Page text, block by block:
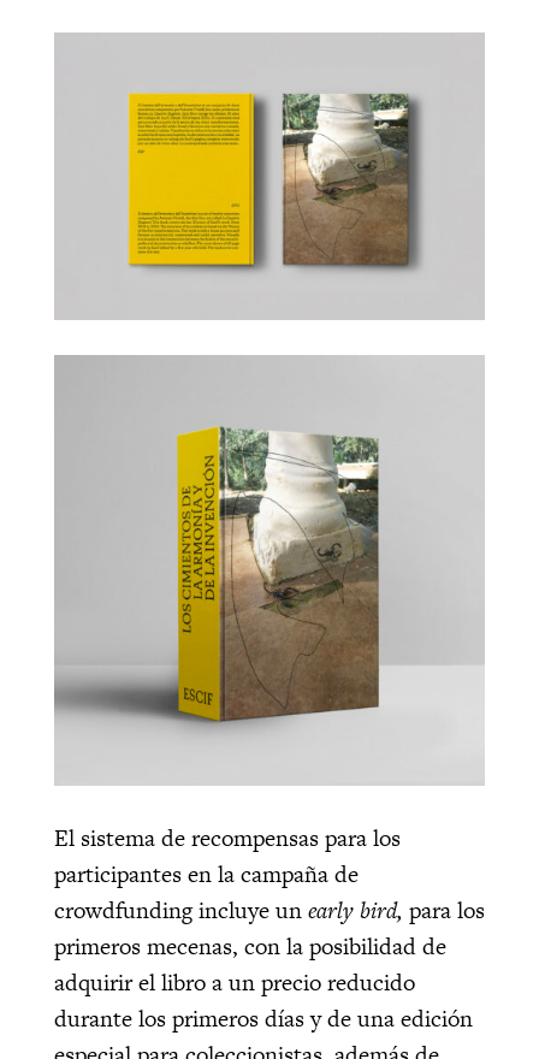
El sistema de recompensas para los
participantes en la campaña de
crowdfunding incluye unearly bird, para los
primeros mecenas, con la posibilidad de
adquirir el libro a un precio reducido
durante los primeros días y de una edición